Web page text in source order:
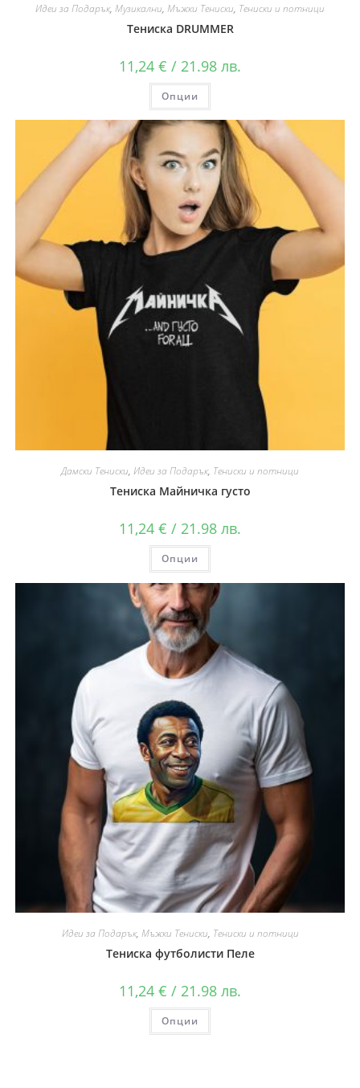
Идеи за Подарък, Музикални, Мъжки Тениски, Тениски и потници
Тениска DRUMMER
11,24 € / 21.98 лв.
Опции
Дамски Тениски, Идеи за Подарък, Тениски и потници
Тениска Майничка густо
11,24 € / 21.98 лв.
Опции
Идеи за Подарък, Мъжки Тениски, Тениски и потници
Тениска футболисти Пеле
11,24 € / 21.98 лв.
Опции